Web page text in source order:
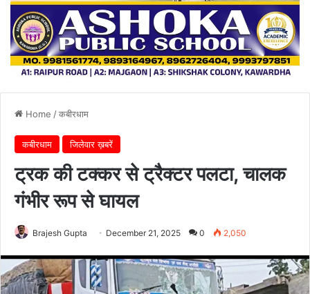
Home /कबीरधाम
कबीरधाम जिलेवार ख़बरें
ट्रक की टक्कर से ट्रैक्टर पलटा, चालक
गंभीर रूप से घायल
Brajesh Gupta December 21, 2025 0 2,050